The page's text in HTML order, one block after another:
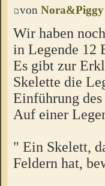
von Nora&Piggy
Wir haben
in Legende 12
Es gibt zur
Skelette die
Einführung
Auf einer
" Ein Skelett,
Feldern hat,